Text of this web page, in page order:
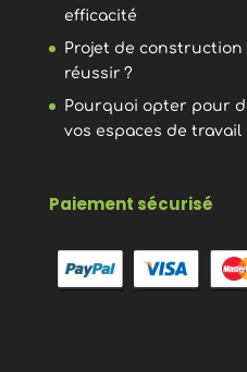
efficacité
Projet de construction
réussir ?
Pourquoi opter pour
vos espaces de travail
Paiement sécurisé